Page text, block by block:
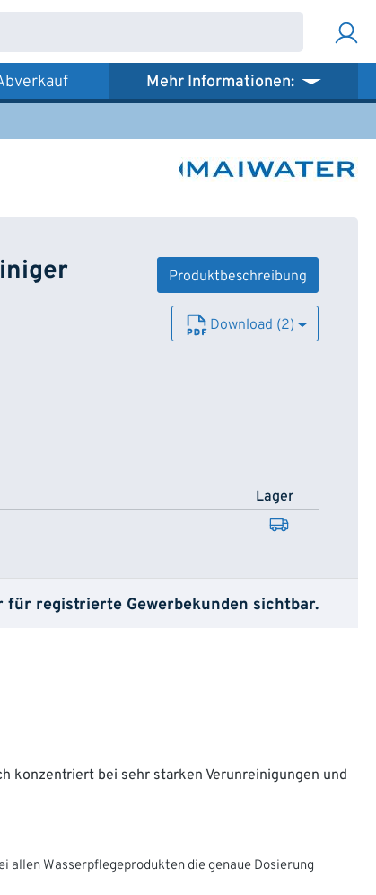
Mehr Informationen:
Produktbeschreibung
Download (2)
Lager
für registrierte Gewerbekunden sichtbar.
konzentriert bei sehr starken Verunreinigungen und
allen Wasserpflegeprodukten die genaue Dosierung